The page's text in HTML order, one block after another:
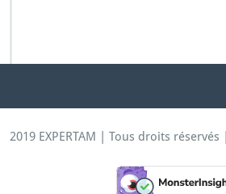
2019 EXPERTAM | Tous droits réservés |